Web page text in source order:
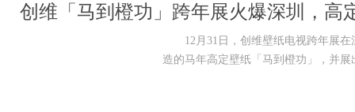
创维「马到橙功」跨年展火爆深圳，高
12月31日，创维壁纸电视跨年展在
造的马年高定壁纸「马到橙功」，并